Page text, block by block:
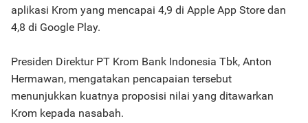
aplikasi Krom yang mencapai 4,9 di Apple App Store dan
4,8 di Google Play.
Presiden Direktur PT Krom Bank Indonesia Tbk, Anton
Hermawan, mengatakan pencapaian tersebut
menunjukkan kuatnya proposisi nilai yang ditawarkan
Krom kepada nasabah.